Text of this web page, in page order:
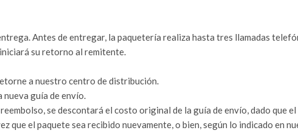
Antes de entregar, la paquetería realiza hasta tres llamadas
su retorno al remitente.
a nuestro centro de distribución.
nueva guía de envío.
se descontará el costo original de la guía de envío, dado
que el paquete sea recibido nuevamente, o bien, según lo indicado en